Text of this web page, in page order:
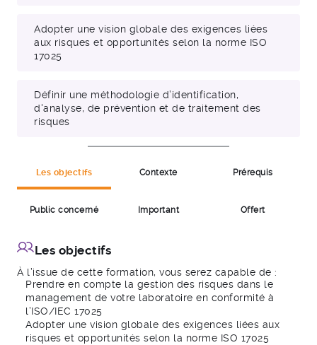
Adopter une vision globale des exigences liées
aux risques et opportunités selon la norme ISO
17025
Définir une méthodologie d’identification,
d'analyse, de prévention et de traitement des
risques
Les objectifs Contexte Prérequis
Public concerné Important Offert
Les objectifs
À l’issue de cette formation, vous serez capable de :
Prendre en compte la gestion des risques dans le
management de votre laboratoire en conformité à
l’ISO/IEC 17025
Adopter une vision globale des exigences liées aux
risques et opportunités selon la norme ISO 17025